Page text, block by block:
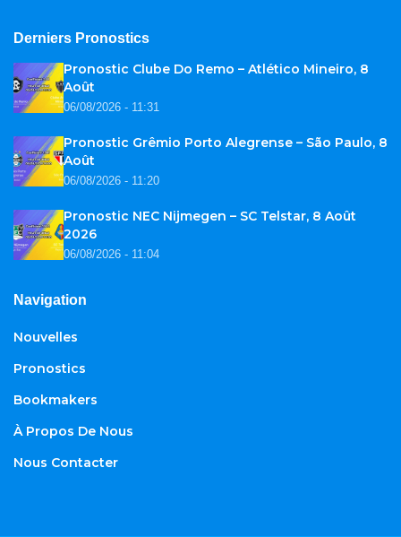
Derniers Pronostics
Pronostic Clube Do Remo – Atlético Mineiro, 8
Août
06/08/2026 - 11:31
Pronostic Grêmio Porto Alegrense – São Paulo, 8
Août
06/08/2026 - 11:20
Pronostic NEC Nijmegen – SC Telstar, 8 Août
2026
06/08/2026 - 11:04
Navigation
Nouvelles
Pronostics
Bookmakers
À Propos De Nous
Nous Contacter